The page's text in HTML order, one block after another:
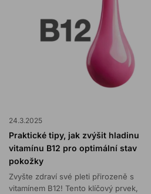
24.3.2025
Praktické tipy, jak zvýšit hladinu
vitamínu B12 pro optimální stav
pokožky
Zvyšte zdraví své pleti přirozeně s
vitamínem B12! Tento klíčový prvek,